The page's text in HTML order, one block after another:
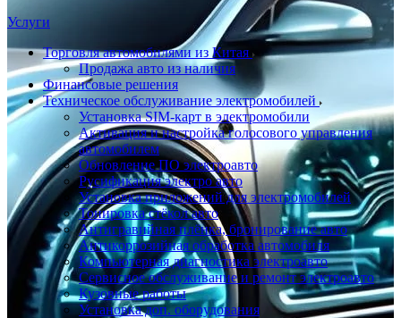
Услуги
Торговля автомобилями из Китая
Продажа авто из наличия
Финансовые решения
Техническое обслуживание электромобилей
Установка SIM-карт в электромобили
Активация и настройка голосового управления
автомобилем
Обновление ПО электроавто
Русификация электро авто
Установка приложений для электромобилей
Тонировка стёкол авто
Антигравийная плёнка, бронирование авто
Антикоррозийная обработка автомобиля
Компьютерная диагностика электроавто
Сервисное обслуживание и ремонт электроавто
Кузовные работы
Установка доп. оборудования